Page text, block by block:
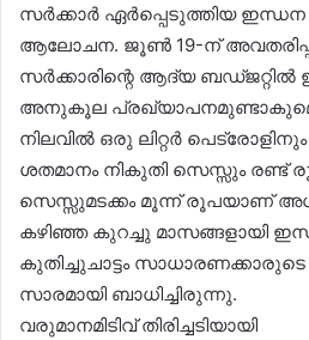
സർക്കാർ ഏർപ്പെടുത്തിയ
ആലോചന. ജൂൺ 19-ന്
സർക്കാരിന്റെ ആദ്യ
അനുകൂല
​നിലവിൽ ഒരു ലിറ്റർ
ശതമാനം നികുതി സെസ്സും
സെസ്സുമടക്കം മൂന്ന് രൂപയാണ്
കഴിഞ്ഞ കുറച്ചു മാസങ്ങളായി
കുതിച്ചുചാട്ടം
സാരമായി ബാധിച്ചിരുന്നു.
​വരുമാനമിടിവ് തിരിച്ചടിയായി